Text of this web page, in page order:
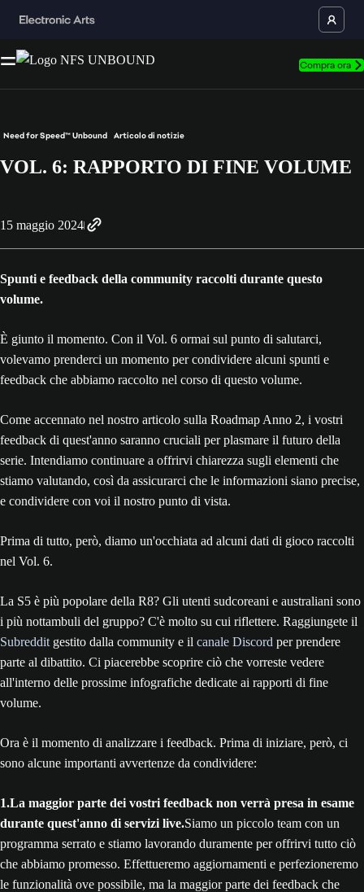
Compra ora
Need for Speed™ Unbound Articolo di notizie
VOL. 6: RAPPORTO DI FINE VOLUME
15 maggio 2024
Spunti e feedback della community raccolti durante questo
volume.
È giunto il momento. Con il Vol. 6 ormai sul punto di salutarci,
volevamo prenderci un momento per condividere alcuni spunti e
feedback che abbiamo raccolto nel corso di questo volume.
Come accennato nel nostro articolo sulla Roadmap Anno 2, i vostri
feedback di quest'anno saranno cruciali per plasmare il futuro della
serie. Intendiamo continuare a offrirvi chiarezza sugli elementi che
stiamo valutando, così da assicurarci che le informazioni siano precise,
e condividere con voi il nostro punto di vista.
Prima di tutto, però, diamo un'occhiata ad alcuni dati di gioco raccolti
nel Vol. 6.
La S5 è più popolare della R8? Gli utenti sudcoreani e australiani sono
i più nottambuli del gruppo? C'è molto su cui riflettere. Raggiungete il
Subreddit gestito dalla community e il canale Discord per prendere
parte al dibattito. Ci piacerebbe scoprire ciò che vorreste vedere
all'interno delle prossime infografiche dedicate ai rapporti di fine
volume.
Ora è il momento di analizzare i feedback. Prima di iniziare, però, ci
sono alcune importanti avvertenze da condividere:
1.La maggior parte dei vostri feedback non verrà presa in esame
durante quest'anno di servizi live.Siamo un piccolo team con un
programma serrato e stiamo lavorando duramente per offrirvi tutto ciò
che abbiamo promesso. Effettueremo aggiornamenti e perfezioneremo
le funzionalità ove possibile, ma la maggior parte dei feedback che